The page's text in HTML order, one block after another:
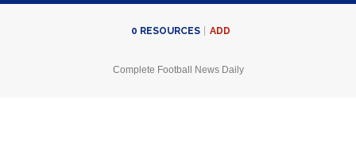
0 RESOURCES ADD
Complete Football News Daily